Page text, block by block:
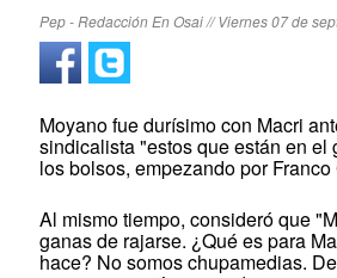
Pep - Redacción En Osai // Viernes 07 de
Moyano fue durísimo con Macri
sindicalista "estos que están en
los bolsos, empezando por
Al mismo tiempo, consideró que
ganas de rajarse. ¿Qué es para
hace? No somos chupamedias.